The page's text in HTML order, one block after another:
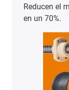
Reducen el
en un 70%.